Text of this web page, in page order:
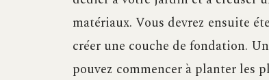
matériaux. Vous devrez ensuite
créer une couche de fondation.
pouvez commencer à planter les